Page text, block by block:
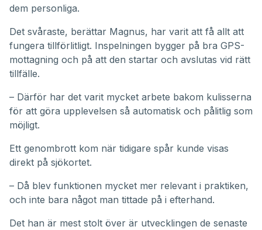
dem personliga.
Det svåraste, berättar Magnus, har varit att få allt att
fungera tillförlitligt. Inspelningen bygger på bra GPS-
mottagning och på att den startar och avslutas vid rätt
tillfälle.
– Därför har det varit mycket arbete bakom kulisserna
för att göra upplevelsen så automatisk och pålitlig som
möjligt.
Ett genombrott kom när tidigare spår kunde visas
direkt på sjökortet.
– Då blev funktionen mycket mer relevant i praktiken,
och inte bara något man tittade på i efterhand.
Det han är mest stolt över är utvecklingen de senaste